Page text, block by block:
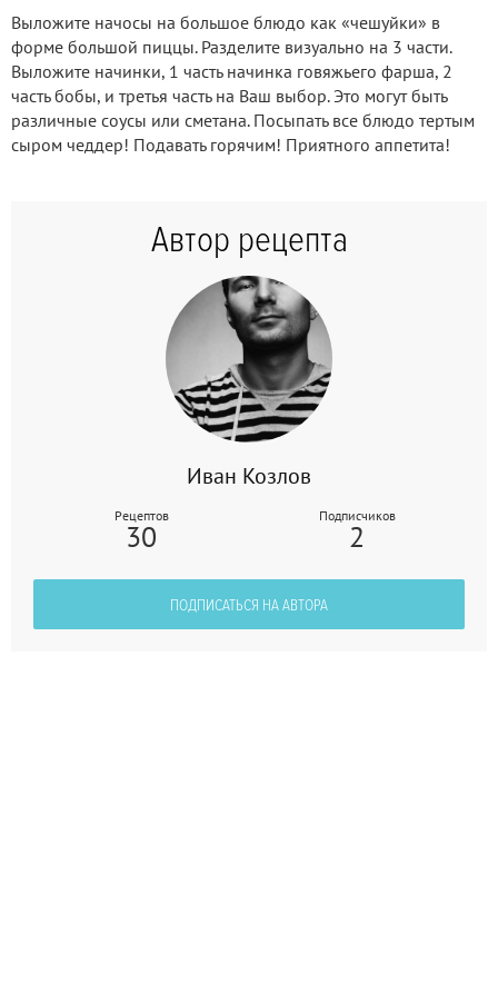
Выложите начосы на большое блюдо как «чешуйки» в
форме большой пиццы. Разделите визуально на 3 части.
Выложите начинки, 1 часть начинка говяжьего фарша, 2
часть бобы, и третья часть на Ваш выбор. Это могут быть
различные соусы или сметана. Посыпать все блюдо тертым
сыром чеддер! Подавать горячим! Приятного аппетита!
Автор рецепта
Иван Козлов
Рецептов
30
Подписчиков
2
ПОДПИСАТЬСЯ НА АВТОРА